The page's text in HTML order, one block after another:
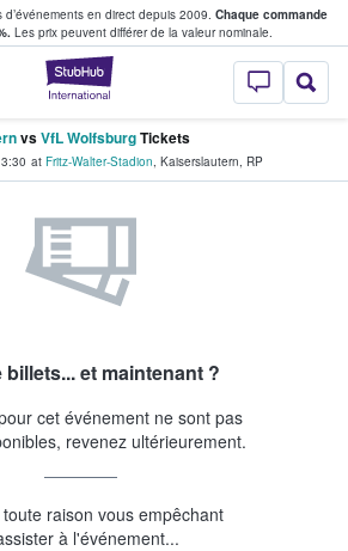
en direct depuis 2009. Chaque commande
Les prix peuvent différer de la valeur nominale.
StubHub - Où
vendent des billets
vsVfL WolfsburgTickets
at Fritz-Walter-Stadion, Kaiserslautern, RP
billets... et maintenant ?
cet événement ne sont pas
revenez ultérieurement.
raison vous empêchant
à l'événement...